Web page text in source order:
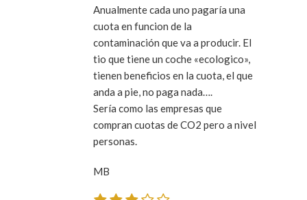
Anualmente cada uno pagaría una
cuota en funcion de la
contaminación que va a producir. El
tio que tiene un coche «ecologico»,
tienen beneficios en la cuota, el que
anda a pie, no paga nada….
Sería como las empresas que
compran cuotas de CO2 pero a nivel
personas.
MB